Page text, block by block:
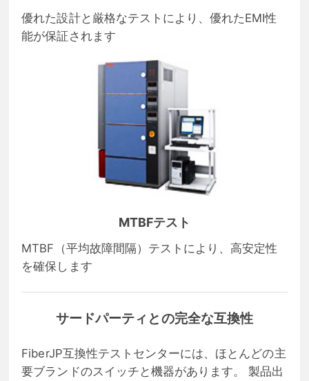
優れた設計と厳格なテストにより、優れたEMI性
能が保証されます
MTBFテスト
MTBF（平均故障間隔）テストにより、高安定性
を確保します
サードパーティとの完全な互換性
FiberJP互換性テストセンターには、ほとんどの主
要ブランドのスイッチと機器があります。 製品出